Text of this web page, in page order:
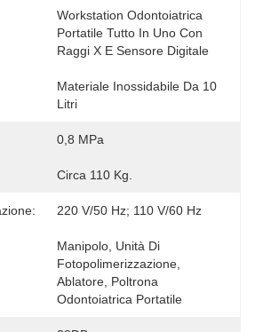
Workstation Odontoiatrica
Portatile Tutto In Uno Con
Raggi X E Sensore Digitale
Materiale Inossidabile Da 10
Litri
0,8 MPa
Circa 110 Kg.
220 V/50 Hz; 110 V/60 Hz
Manipolo, Unità Di
Fotopolimerizzazione,
Ablatore, Poltrona
Odontoiatrica Portatile